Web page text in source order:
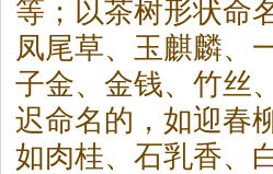
等；以茶树形状命
凤尾草、玉麒麟、
子金、金钱、竹丝
迟命名的，如迎春
如肉桂、石乳香、